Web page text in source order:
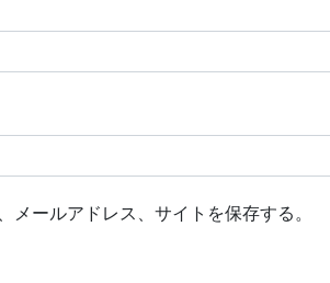
ールアドレス、サイトを保存する。